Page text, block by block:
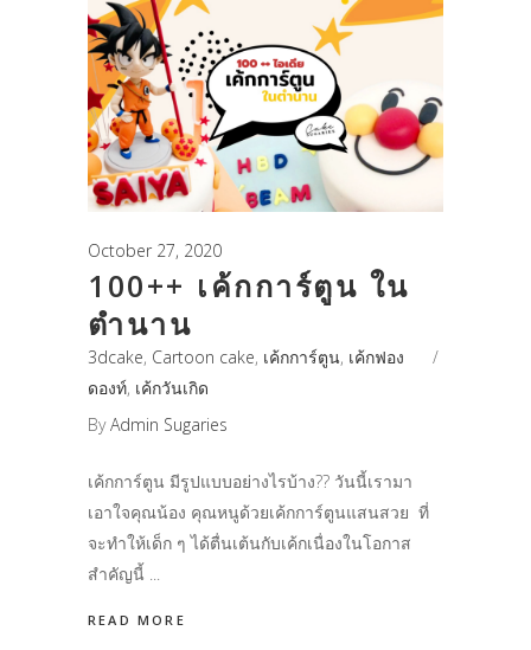
October 27, 2020
100++ เค้กการ์ตูน ใน
ตำนาน
3dcake, Cartoon cake, เค้กการ์ตูน, เค้กฟอง
ดองท์, เค้กวันเกิด
ByAdmin Sugaries
เค้กการ์ตูน มีรูปแบบอย่างไรบ้าง?? วันนี้เรามา
เอาใจคุณน้อง คุณหนูด้วยเค้กการ์ตูนแสนสวย ที่
จะทำให้เด็ก ๆ ได้ตื่นเต้นกับเค้กเนื่องในโอกาส
สำคัญนี้
READ MORE